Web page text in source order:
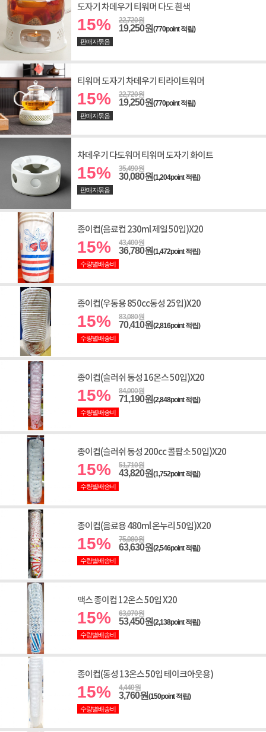
도자기 차데우기 티워머 다도 흰색
15% 22,720원
19,250원(770point 적립)
판매자묶음
티워머 도자기 차데우기 티라이트워머
15% 22,720원
19,250원(770point 적립)
판매자묶음
차데우기 다도워머 티워머 도자기 화이트
15% 35,490원
30,080원(1,204point 적립)
판매자묶음
종이컵(음료컵 230ml 제일 50입)X20
15% 43,400원
36,780원(1,472point 적립)
수량별배송비
종이컵(우동용 850cc동성 25입)X20
15% 83,080원
70,410원(2,816point 적립)
수량별배송비
종이컵(슬러쉬 동성 16온스 50입)X20
15% 84,000원
71,190원(2,848point 적립)
수량별배송비
종이컵(슬러쉬 동성 200cc 콜팝소 50입)X20
15% 51,710원
43,820원(1,752point 적립)
수량별배송비
종이컵(음료용 480ml 온누리 50입)X20
15% 75,080원
63,630원(2,546point 적립)
수량별배송비
맥스 종이컵 12온스 50입 X20
15% 63,070원
53,450원(2,138point 적립)
수량별배송비
종이컵(동성 13온스 50입 테이크아웃용)
15% 4,440원
3,760원(150point 적립)
수량별배송비